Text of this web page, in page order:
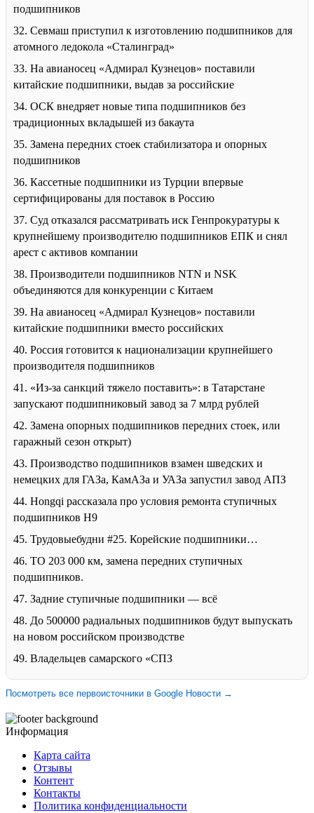
подшипников
32. Севмаш приступил к изготовлению подшипников для
атомного ледокола «Сталинград»
33. На авианосец «Адмирал Кузнецов» поставили
китайские подшипники, выдав за российские
34. ОСК внедряет новые типа подшипников без
традиционных вкладышей из бакаута
35. Замена передних стоек стабилизатора и опорных
подшипников
36. Кассетные подшипники из Турции впервые
сертифицированы для поставок в Россию
37. Суд отказался рассматривать иск Генпрокуратуры к
крупнейшему производителю подшипников ЕПК и снял
арест с активов компании
38. Производители подшипников NTN и NSK
объединяются для конкуренции с Китаем
39. На авианосец «Адмирал Кузнецов» поставили
китайские подшипники вместо российских
40. Россия готовится к национализации крупнейшего
производителя подшипников
41. «Из-за санкций тяжело поставить»: в Татарстане
запускают подшипниковый завод за 7 млрд рублей
42. Замена опорных подшипников передних стоек, или
гаражный сезон открыт)
43. Производство подшипников взамен шведских и
немецких для ГАЗа, КамАЗа и УАЗа запустил завод АПЗ
44. Hongqi рассказала про условия ремонта ступичных
подшипников H9
45. Трудовыебудни #25. Корейские подшипники…
46. ТО 203 000 км, замена передних ступичных
подшипников.
47. Задние ступичные подшипники — всё
48. До 500000 радиальных подшипников будут выпускать
на новом российском производстве
49. Владельцев самарского «СПЗ
Посмотреть все первоисточники в Google Новости →
Информация
Карта сайта
Отзывы
Контент
Контакты
Политика конфиденциальности